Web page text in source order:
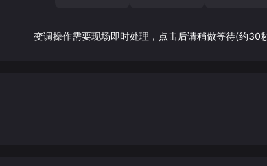
变调操作需要现场即时处理，点击后请稍做等待(约30